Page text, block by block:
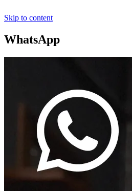
Skip to content
WhatsApp